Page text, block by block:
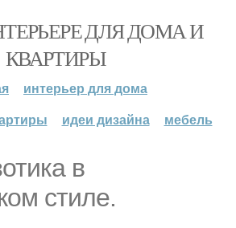
ДЛЯ ДОМА И
КВАРТИРЫ
интерьер для дома
идеи дизайна мебель
в
стиле.